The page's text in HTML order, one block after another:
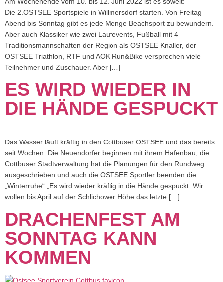
Die 2.OSTSEE Sportspiele in Willmersdorf starten. Von Freitag
Abend bis Sonntag gibt es jede Menge Beachsport zu bewundern.
Aber auch Klassiker wie zwei Laufevents, Fußball mit 4
Traditionsmannschaften der Region als OSTSEE Knaller, der
OSTSEE Triathlon, RTF und AOK Run&Bike versprechen viele
Teilnehmer und Zuschauer. Aber […]
ES WIRD WIEDER IN
DIE HÄNDE GESPUCKT
Das Wasser läuft kräftig in den Cottbuser OSTSEE und das bereits
seit Wochen. Die Neuendorfer beginnen mit ihrem Hafenbau, die
Cottbuser Stadtverwaltung hat die Planungen für den Rundweg
ausgeschrieben und auch die OSTSEE Sportler beenden die
„Winterruhe“ „Es wird wieder kräftig in die Hände gespuckt. Wir
wollen bis April auf der Schlichower Höhe das letzte […]
DRACHENFEST AM
SONNTAG KANN
KOMMEN